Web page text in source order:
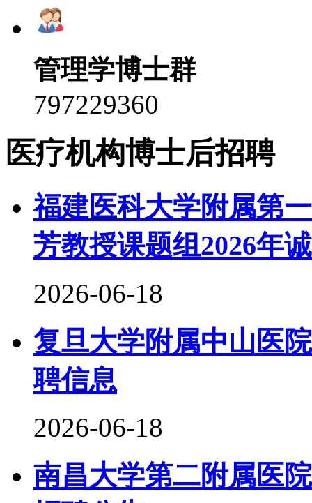
管理学博士群
797229360
医疗机构博士后招聘
福建医科大学附属第
芳教授课题组2026年
2026-06-18
复旦大学附属中山医
聘信息
2026-06-18
南昌大学第二附属医